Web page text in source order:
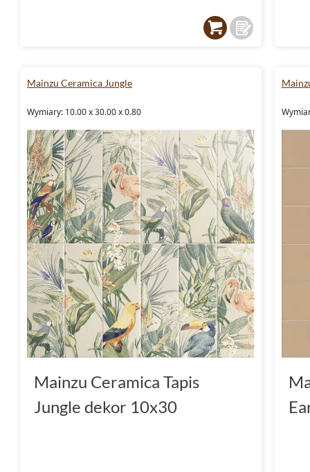
Mainzu Ceramica Jungle
Wymiary: 10.00 x 30.00 x 0.80
Mainzu Ceramica Tapis
Jungle dekor 10x30